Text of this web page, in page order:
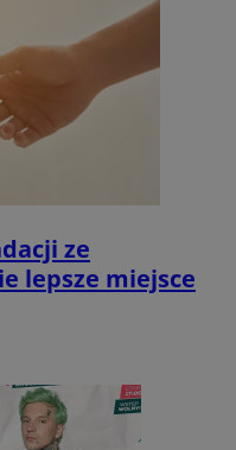
ze
lepsze miejsce